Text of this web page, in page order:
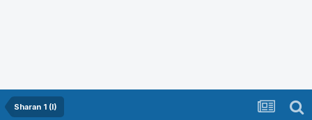
Sharan 1 (I)